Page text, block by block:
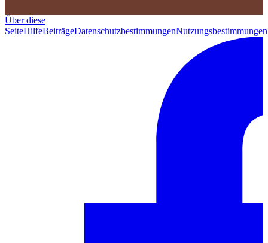
Über diese
SeiteHilfeBeiträgeDatenschutzbestimmungenNutzungsbestimmungen